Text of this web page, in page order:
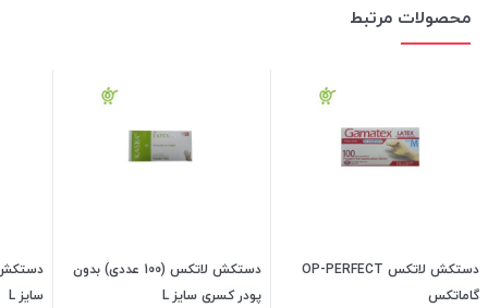
محصولات مرتبط
دستکش لاتکس OP-PERFECT
گاماتکس
دستکش لاتکس (100 عددی) بدون
پودر کسری سایز L
سایز L